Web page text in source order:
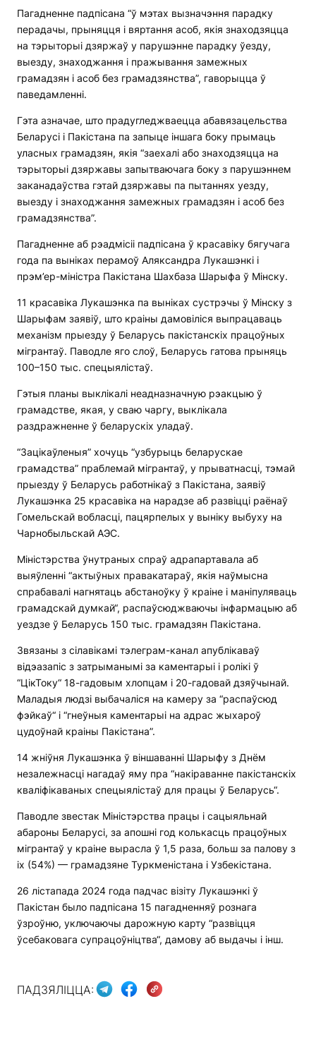
Пагадненне падпісана “ў мэтах вызначэння парадку
перадачы, прыняцця і вяртання асоб, якія знаходзяцца
на тэрыторыі дзяржаў у парушэнне парадку ўезду,
выезду, знаходжання і пражывання замежных
грамадзян і асоб без грамадзянства”, гаворыцца ў
паведамленні.
Гэта азначае, што прадугледжваецца абавязацельства
Беларусі і Пакістана па запыце іншага боку прымаць
уласных грамадзян, якія “заехалі або знаходзяцца на
тэрыторыі дзяржавы запытваючага боку з парушэннем
заканадаўства гэтай дзяржавы па пытаннях уезду,
выезду і знаходжання замежных грамадзян і асоб без
грамадзянства”.
Пагадненне аб рэадмісіі падпісана ў красавіку бягучага
года па выніках перамоў Аляксандра Лукашэнкі і
прэм’ер-міністра Пакістана Шахбаза Шарыфа ў Мінску.
11 красавіка Лукашэнка па выніках сустрэчы ў Мінску з
Шарыфам заявіў, што краіны дамовіліся выпрацаваць
механізм прыезду ў Беларусь пакістанскіх працоўных
мігрантаў. Паводле яго слоў, Беларусь гатова прыняць
100–150 тыс. спецыялістаў.
Гэтыя планы выклікалі неадназначную рэакцыю ў
грамадстве, якая, у сваю чаргу, выклікала
раздражненне ў беларускіх уладаў.
“Зацікаўленыя” хочуць “узбурыць беларускае
грамадства” праблемай мігрантаў, у прыватнасці, тэмай
прыезду ў Беларусь работнікаў з Пакістана, заявіў
Лукашэнка 25 красавіка на нарадзе аб развіцці раёнаў
Гомельскай вобласці, пацярпелых у выніку выбуху на
Чарнобыльскай АЭС.
Міністэрства ўнутраных спраў адрапартавала аб
выяўленні “актыўных правакатараў, якія наўмысна
спрабавалі нагнятаць абстаноўку ў краіне і маніпуляваць
грамадскай думкай“, распаўсюджваючы інфармацыю аб
уездзе ў Беларусь 150 тыс. грамадзян Пакістана.
Звязаны з сілавікамі тэлеграм-канал апублікаваў
відэазапіс з затрыманымі за каментарыі і ролікі ў
“ЦікТоку“ 18-гадовым хлопцам і 20-гадовай дзяўчынай.
Маладыя людзі выбачаліся на камеру за “распаўсюд
фэйкаў“ і “гнеўныя каментарыі на адрас жыхароў
цудоўнай краіны Пакістана”.
14 жніўня Лукашэнка ў віншаванні Шарыфу з Днём
незалежнасці нагадаў яму пра “накіраванне пакістанскіх
кваліфікаваных спецыялістаў для працы ў Беларусь“.
Паводле звестак Міністэрства працы і сацыяльнай
абароны Беларусі, за апошні год колькасць працоўных
мігрантаў у краіне вырасла ў 1,5 раза, больш за палову з
іх (54%) — грамадзяне Туркменістана і Узбекістана.
26 лістапада 2024 года падчас візіту Лукашэнкі ў
Пакістан было падпісана 15 пагадненняў рознага
ўзроўню, уключаючы дарожную карту “развіцця
ўсебаковага супрацоўніцтва“, дамову аб выдачы і інш.
ПАДЗЯЛІЦЦА: